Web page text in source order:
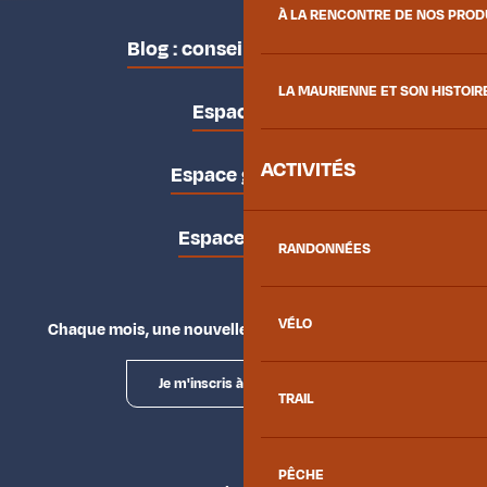
À LA RENCONTRE DE NOS
LA MAURIENNE ET SON
ACTIVITÉS
RANDONNÉES
VÉLO
TRAIL
PÊCHE
Blog : conseils des locaux
Espace pro
Espace groupes
Espace presse
Chaque mois, une nouvelle façon d'explorer la vallée.
Je m'inscris à la newsletter